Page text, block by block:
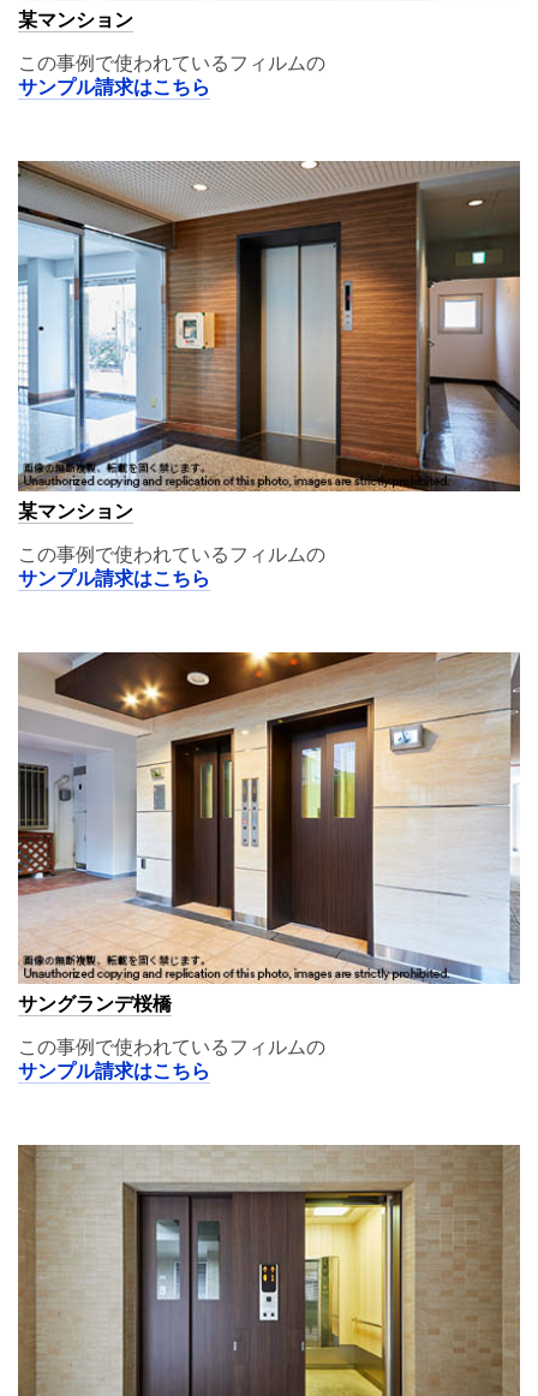
某マンション
この事例で使われているフィルムの
サンプル請求はこちら
某マンション
この事例で使われているフィルムの
サンプル請求はこちら
サングランデ桜橋
この事例で使われているフィルムの
サンプル請求はこちら